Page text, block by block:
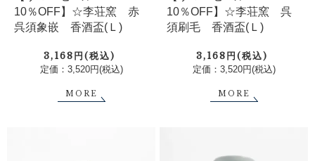
10％OFF】☆李荘窯 赤
呉須象嵌 香酒盃(Ｌ)
3,168円(税込)
定価：3,520円(税込)
MORE
10％OFF】☆李荘窯 呉
須刷毛 香酒盃(Ｌ)
3,168円(税込)
定価：3,520円(税込)
MORE